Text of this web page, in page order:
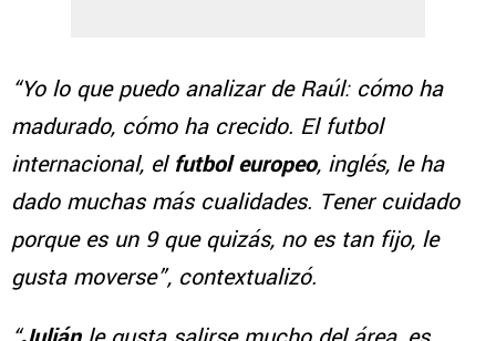
“Yo lo que puedo analizar de Raúl: cómo ha
madurado, cómo ha crecido. El futbol
internacional, el futbol europeo, inglés, le ha
dado muchas más cualidades. Tener cuidado
porque es un 9 que quizás, no es tan fijo, le
gusta moverse”, contextualizó.